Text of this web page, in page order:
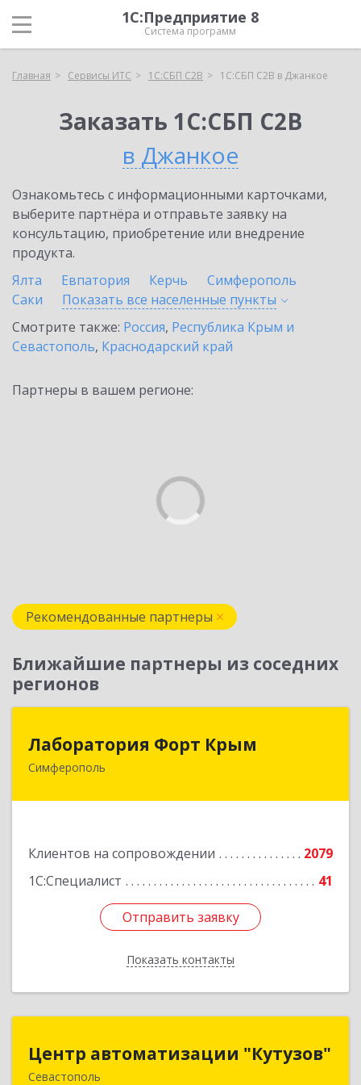
1С:Предприятие 8
Система программ
Главная Сервисы ИТС 1С:СБП C2B 1С:СБП C2B в Джанкое
Заказать 1С:СБП C2B
в Джанкое
Ознакомьтесь с информационными карточками,
выберите партнёра и отправьте заявку на
консультацию, приобретение или внедрение
продукта.
Ялта
Евпатория Керчь
Симферополь
Саки
Показать все населенные пункты
Смотрите также: Россия, Республика Крым и
Севастополь, Краснодарский край
Партнеры в вашем регионе:
Рекомендованные партнеры
Ближайшие партнеры из соседних
регионов
Лаборатория Форт Крым
Симферополь
Клиентов на сопровождении
2079
1С:Специалист
41
Отправить заявку
Показать контакты
295034, Крым Респ, Симферополь г, Киевская
Отправить заявку
Назад
Центр автоматизации "Кутузов"
Севастополь
299011, Севастополь г, Генерала Петрова ул,